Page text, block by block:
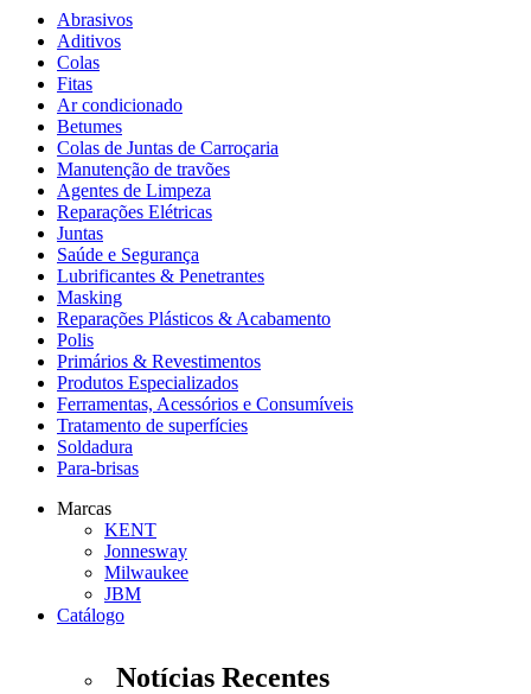
Abrasivos
Aditivos
Colas
Fitas
Ar condicionado
Betumes
Colas de Juntas de Carroçaria
Manutenção de travões
Agentes de Limpeza
Reparações Elétricas
Juntas
Saúde e Segurança
Lubrificantes & Penetrantes
Masking
Reparações Plásticos & Acabamento
Polis
Primários & Revestimentos
Produtos Especializados
Ferramentas, Acessórios e Consumíveis
Tratamento de superfícies
Soldadura
Para-brisas
Marcas
KENT
Jonnesway
Milwaukee
JBM
Catálogo
Notícias Recentes